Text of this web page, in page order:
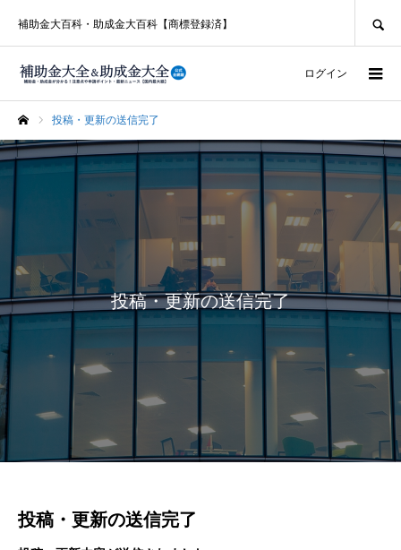
補助金大百科・助成金大百科【商標登録済】
ログイン
投稿・更新の送信完了
投稿・更新の送信完了
投稿・更新の送信完了